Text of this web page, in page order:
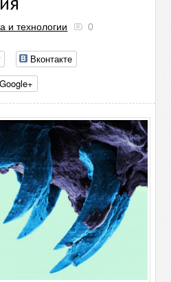
и технологии
0
Вконтакте
Google+